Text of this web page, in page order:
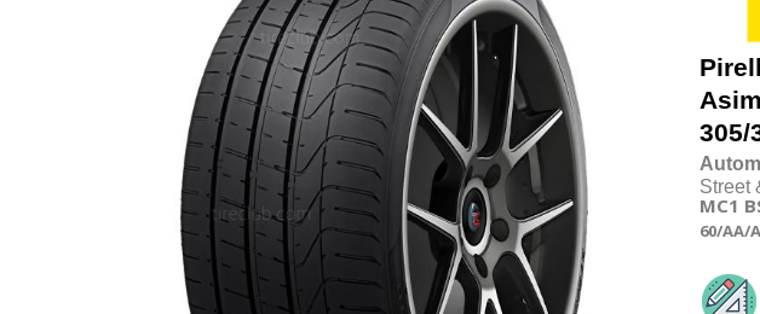
305/
Street
MC1
60/AA/A